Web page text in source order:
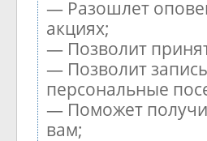
— Разошлет
акциях;
— Позволит
— Позволит
персональные
— Поможет
вам;